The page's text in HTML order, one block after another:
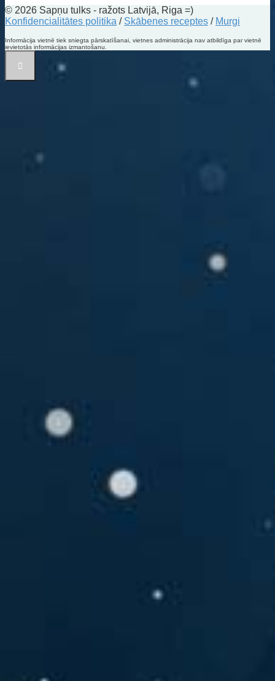
© 2026 Sapņu tulks - ražots Latvijā, Riga =)
Konfidencialitātes politika / Skābenes receptes / Murgi
Informācija vietnē tiek sniegta pārskatīšanai, vietnes administrācija nav atbildīga par vietnē
ievietotās informācijas izmantošanu.